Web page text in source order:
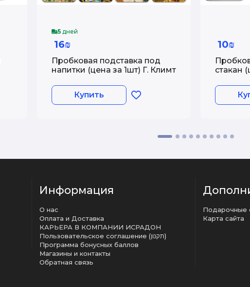
5 дней
16₪
Пробковая подставка под
напитки (цена за 1шт) Г. Климт
Купить
10₪
стакан
Информация
О нас
Оплата и Доставка
КАРЬЕРА В КОМПАНИИ ИСРАДОН
Пользовательское соглашение (תקנון)
Программа бонусных баллов
Магазины и контакты
Обратная связь
Подарочные
Карта сайта